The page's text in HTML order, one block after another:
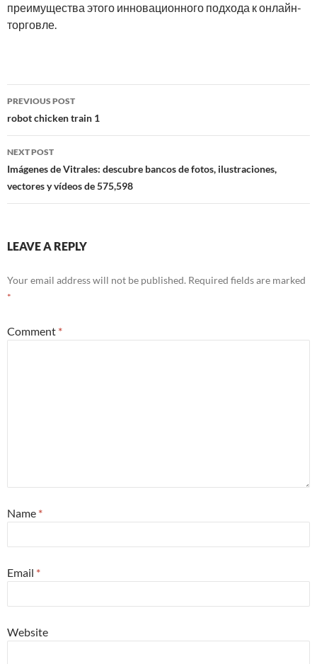
преимущества этого инновационного подхода к онлайн-
торговле.
Post
navigation
PREVIOUS POST
robot chicken train 1
NEXT POST
Imágenes de Vitrales: descubre bancos de fotos, ilustraciones,
vectores y vídeos de 575,598
LEAVE A REPLY
Your email address will not be published. Required fields are marked
*
Comment *
Name *
Email *
Website